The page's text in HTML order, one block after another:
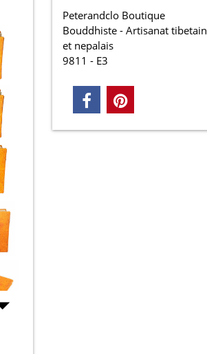
Peterandclo Boutique
Bouddhiste - Artisanat tibetain
et nepalais
9811 - E3